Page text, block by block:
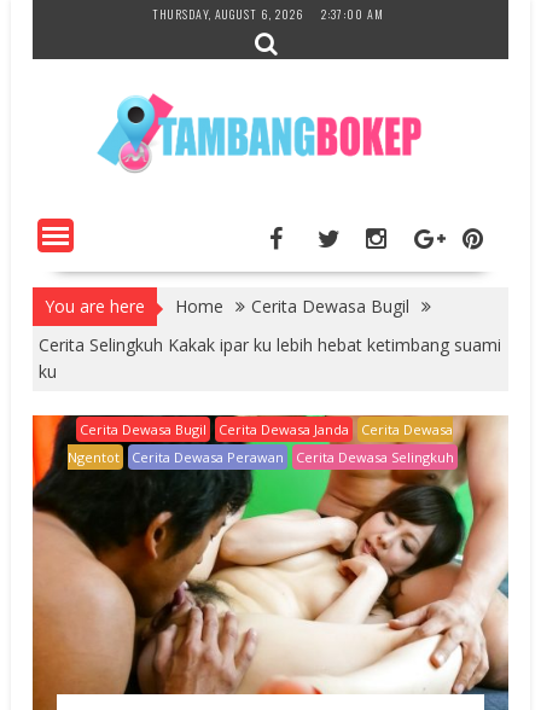
content
THURSDAY, AUGUST 6, 2026 2:37:01 AM
You are here Home
Cerita Dewasa Bugil
Cerita Selingkuh Kakak ipar ku lebih hebat ketimbang suami
ku
Cerita Dewasa Bugil Cerita Dewasa Janda
Cerita Dewasa
Ngentot
Cerita Dewasa Perawan Cerita Dewasa Selingkuh